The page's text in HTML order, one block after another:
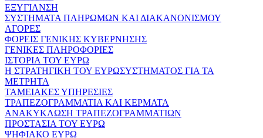
ΕΞΥΓΙΑΝΣΗ
ΣΥΣΤΗΜΑΤΑ ΠΛΗΡΩΜΩΝ ΚΑΙ ΔΙΑΚΑΝΟΝΙΣΜΟΥ
ΑΓΟΡΕΣ
ΦΟΡΕΙΣ ΓΕΝΙΚΗΣ ΚΥΒΕΡΝΗΣΗΣ
ΓΕΝΙΚΕΣ ΠΛΗΡΟΦΟΡΙΕΣ
ΙΣΤΟΡΙΑ ΤΟΥ ΕΥΡΩ
Η ΣΤΡΑΤΗΓΙΚΗ ΤΟΥ ΕΥΡΩΣΥΣΤΗΜΑΤΟΣ ΓΙΑ ΤΑ
ΜΕΤΡΗΤΑ
ΤΑΜΕΙΑΚΕΣ ΥΠΗΡΕΣΙΕΣ
ΤΡΑΠΕΖΟΓΡΑΜΜΑΤΙΑ ΚΑΙ ΚΕΡΜΑΤΑ
ΑΝΑΚΥΚΛΩΣΗ ΤΡΑΠΕΖΟΓΡΑΜΜΑΤΙΩΝ
ΠΡΟΣΤΑΣΙΑ ΤΟΥ ΕΥΡΩ
ΨΗΦΙΑΚΟ ΕΥΡΩ